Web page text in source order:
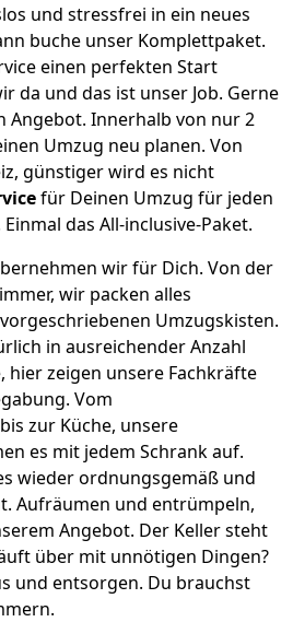
und stressfrei in ein neues
buche unser Komplettpaket.
einen perfekten Start
da und das ist unser Job. Gerne
Angebot. Innerhalb von nur2
Umzug neu planen. Von
, günstiger wird es nicht
für Deinen Umzug für jeden
das All-inclusive-Paket.
wir für Dich. Von der
wir packen alles
Umzugskisten.
in ausreichender Anzahl
hier zeigen unsere Fachkräfte
Vom
zur Küche, unsere
es mit jedem Schrank auf.
wieder ordnungsgemäß und
Aufräumen und entrümpeln,
Angebot. Der Keller steht
über mit unnötigen Dingen?
und entsorgen. Du brauchst